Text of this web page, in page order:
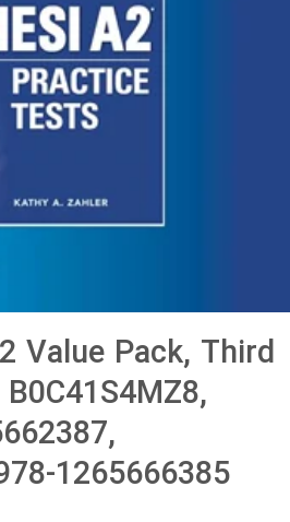
Value Pack, Third
1265666385